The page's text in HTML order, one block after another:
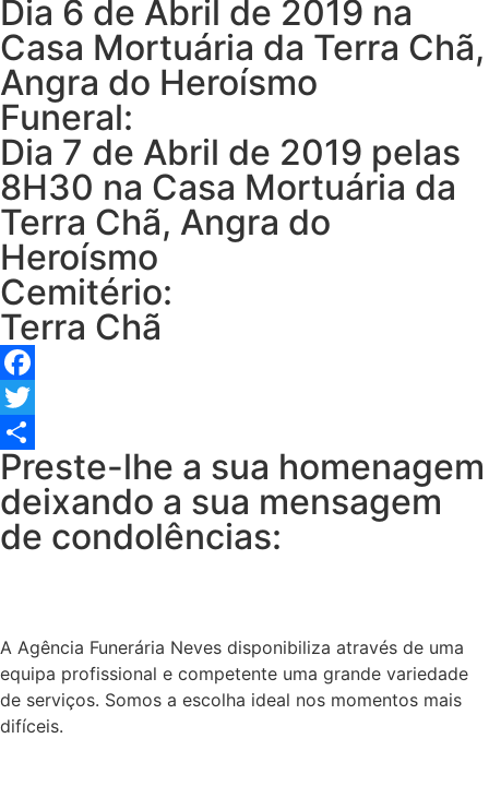
Dia 6 de Abril de 2019 na
Casa Mortuária da Terra Chã,
Angra do Heroísmo
Funeral:
Dia 7 de Abril de 2019 pelas
8H30 na Casa Mortuária da
Terra Chã, Angra do
Heroísmo
Cemitério:
Terra Chã
Facebook
Twitter
Share
Preste-lhe a sua homenagem
deixando a sua mensagem
de condolências:
A Agência Funerária Neves disponibiliza através de uma
equipa profissional e competente uma grande variedade
de serviços. Somos a escolha ideal nos momentos mais
difíceis.